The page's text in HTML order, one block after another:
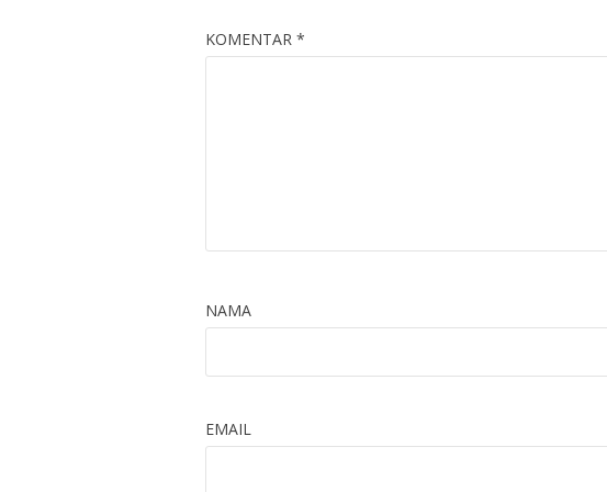
KOMENTAR *
NAMA
EMAIL